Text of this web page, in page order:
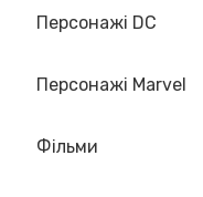
Персонажі DC
Персонажі Marvel
Фільми